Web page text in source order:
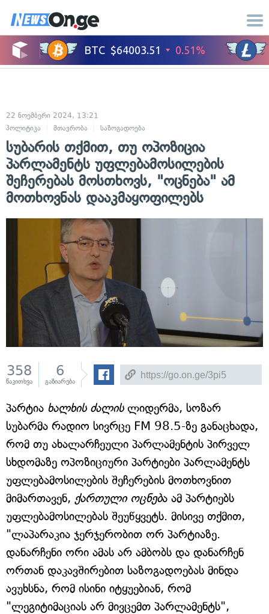
22 ნოემბერი 2024, 13:21
პოლიტიკა
მთავრობა საზოგადოება
სუბარის თქმით, თუ ოპოზიცია
პარლამენტს უფლებამოსილების
შეჩერებას მოსთხოვს, "ოცნება" ამ
მოთხოვნას დააკმაყოფილებს
358
წაკითხვა
6
გაზიარება
პარტია ხალხის ძალისლიდერმა, სოზარ
სუბარმა რადიო სივრცე FM 98.5-ზე განაცხადა,
რომ თუ ახალარჩეული პარლამენტის პირველ
სხდომაზე ოპოზიციური პარტიები პარლამენტს
უფლებამოსილების შეჩერების მოთხოვნით
მიმართავენ, ქართული ოცნება ამ პარტიებს
უფლებამოსილებას შეუწყვეტს. მისივე თქმით,
"ლაპარაკია ჯერჯერობით ორ პარტიაზე.
დანარჩენი ორი ამას არ ამბობს და დანარჩენ
ორთან დაკავშირებით საზოგადოებას მინდა
ავუხსნა, რომ ისინი იტყუებიან, რომ
"ლეგიტიმაციას არ მივცემთ პარლამენტს",